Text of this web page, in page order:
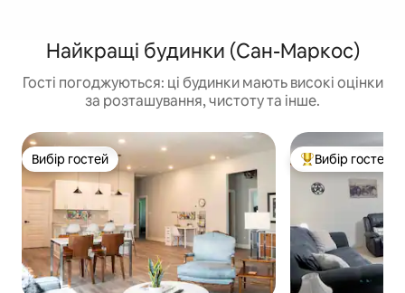
Найкращі будинки (Сан-Маркос)
Гості погоджуються: ці будинки мають високі оцінки
за розташування, чистоту та інше.
Вибір гостей
Вибір гостей Топ вибір гостей
Вибір гостей